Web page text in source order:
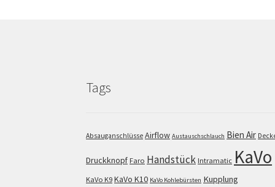
Tags
Absauganschlüsse Airflow Austauschschlauch Bien Air
Druckknopf Faro Handstück Intramatic KaVo
KaVo K9 KaVo K10 KaVo Kohlebürsten Kupplung